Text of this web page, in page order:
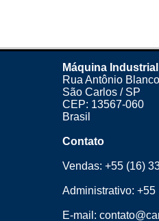
Máquina Industrial
Rua Antônio
São Carlos / SP
CEP: 13567-060
Brasil
Contato
Vendas:+55 (16)
Administrativo:+55
E-mail: